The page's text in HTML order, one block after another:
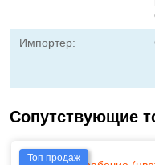
Импортер:
Сопутствующие
Топ продаж